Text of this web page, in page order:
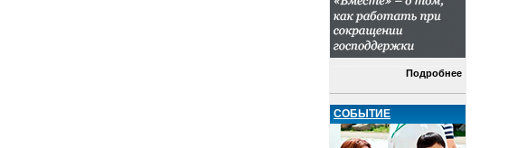
Подробнее
СОБЫТИЕ